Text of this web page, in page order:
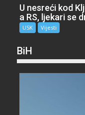
U nesreći kod
a RS, ljekari se
USK Vijesti
BiH